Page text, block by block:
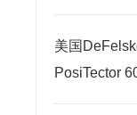
美国
PosiTector